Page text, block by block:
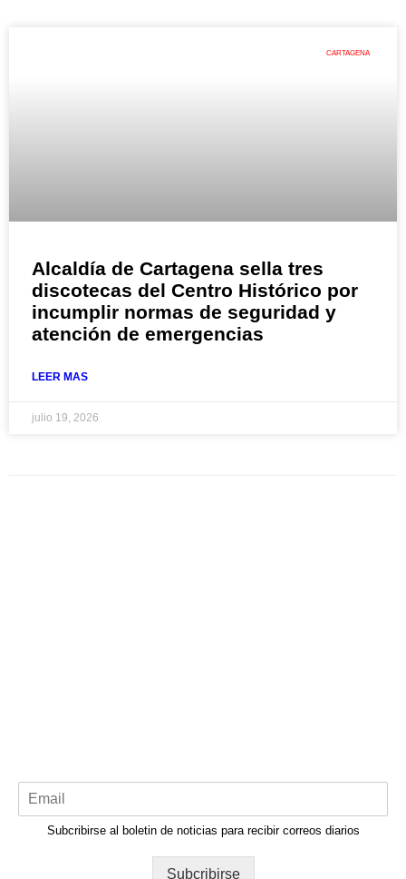
CARTAGENA
Alcaldía de Cartagena sella tres
discotecas del Centro Histórico por
incumplir normas de seguridad y
atención de emergencias
LEER MAS
julio 19, 2026
Subcribirse al boletin de noticias para recibir correos diarios
Subcribirse